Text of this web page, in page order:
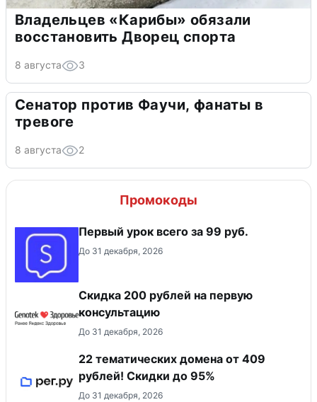
Владельцев «Карибы» обязали
восстановить Дворец спорта
8 августа 3
Сенатор против Фаучи, фанаты в
тревоге
8 августа 2
Промокоды
Первый урок всего за 99 руб.
До 31 декабря, 2026
Скидка 200 рублей на первую
консультацию
До 31 декабря, 2026
22 тематических домена от 409
рублей! Скидки до 95%
До 31 декабря, 2026